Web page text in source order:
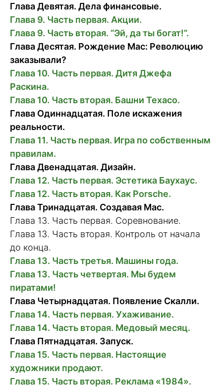
Глава Девятая. Дела финансовые.
Глава 9. Часть первая. Акции.
Глава 9. Часть вторая. “Эй, да ты богат!”.
Глава Деcятая. Рождение Mac: Революцию
заказывали?
Глава 10. Часть первая. Дитя Джефа
Раскина.
Глава 10. Часть вторая. Башни Texaco.
Глава Одиннадцатая. Поле искажения
реальности.
Глава 11. Часть первая. Игра по собственным
правилам.
Глава Двенадцатая. Дизайн.
Глава 12. Часть первая. Эстетика Баухаус.
Глава 12. Часть вторая. Как Porsche.
Глава Тринадцатая. Создавая Mac.
Глава 13. Часть первая. Соревнование.
Глава 13. Часть вторая. Контроль от начала
до конца.
Глава 13. Часть третья. Машины года.
Глава 13. Часть четвертая. Мы будем
пиратами!
Глава Четырнадцатая. Появление Скалли.
Глава 14. Часть первая. Ухаживание.
Глава 14. Часть вторая. Медовый месяц.
Глава Пятнадцатая. Запуск.
Глава 15. Часть первая. Настоящие
художники продают.
Глава 15. Часть вторая. Реклама «1984».